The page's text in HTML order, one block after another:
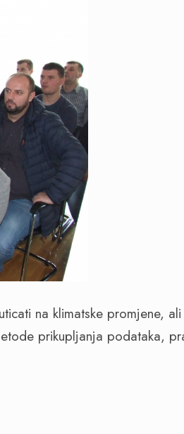
na klimatske promjene, ali
prikupljanja podataka,